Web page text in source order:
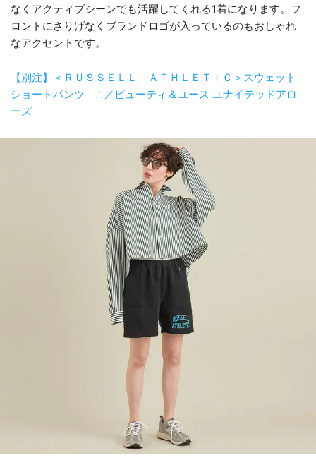
なくアクティブシーンでも活躍してくれる1着になります。フ
ロントにさりげなくブランドロゴが入っているのもおしゃれ
なアクセントです。
【別注】＜ＲＵＳＳＥＬＬ ＡＴＨＬＥＴＩＣ＞スウェット
ショートパンツ ∴／ビューティ＆ユース ユナイテッドアロ
ーズ